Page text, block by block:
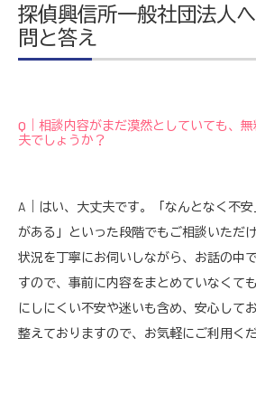
探偵興信所一般社団法人
問と答え
Q｜相談内容がまだ漠然としていても、
夫でしょうか？
A｜はい、大丈夫です。「なんとなく不
がある」といった段階でもご相談いただ
状況を丁寧にお伺いしながら、お話の中
すので、事前に内容をまとめていなくて
にしにくい不安や迷いも含め、安心して
整えておりますので、お気軽にご利用くだ